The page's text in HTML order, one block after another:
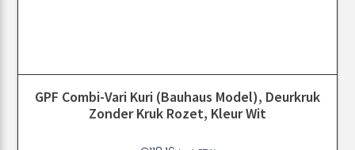
GPF Combi-Vari Kuri (Bauhaus Model), Deurkruk
Zonder Kruk Rozet, Kleur Wit